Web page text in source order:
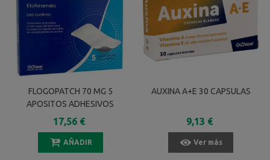
FLOGOPATCH 70 MG 5
APOSITOS ADHESIVOS
MEDICAMENTOSOS
17,56 €
AÑADIR
AUXINA A+E 30 CAPSULAS
9,13 €
Ver más